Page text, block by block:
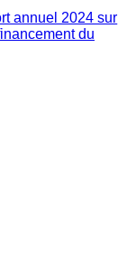
annuel 2024 sur
du